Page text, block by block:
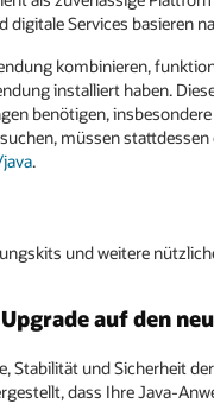
Services basieren
kombinieren,
installiert haben.
benötigen,
müssen stattdessen
.
und weitere
auf den
Stabilität und Sicherheit
dass Ihre Java-